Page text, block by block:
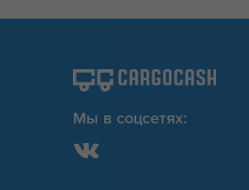
Мы в соцсетях: